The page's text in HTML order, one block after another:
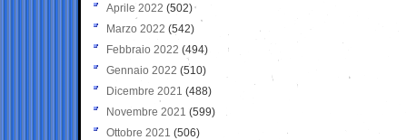
Aprile 2022 (502)
Marzo 2022 (542)
Febbraio 2022 (494)
Gennaio 2022 (510)
Dicembre 2021 (488)
Novembre 2021 (599)
Ottobre 2021 (506)